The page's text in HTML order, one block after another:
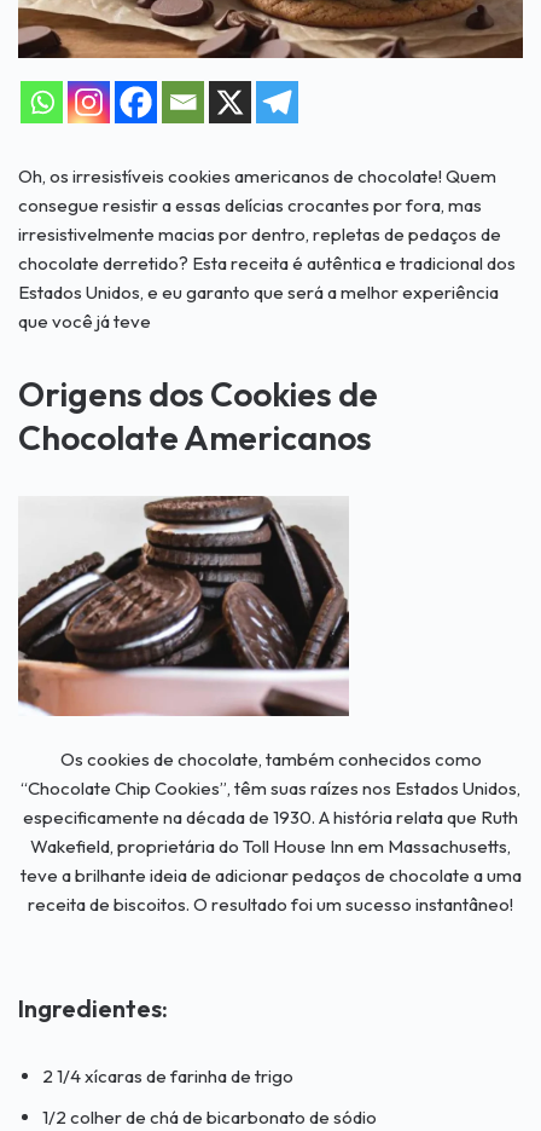
Oh, os irresistíveis cookies americanos de chocolate! Quem
consegue resistir a essas delícias crocantes por fora, mas
irresistivelmente macias por dentro, repletas de pedaços de
chocolate derretido? Esta receita é autêntica e tradicional dos
Estados Unidos, e eu garanto que será a melhor experiência
que você já teve
Origens dos Cookies de
Chocolate Americanos
Os cookies de chocolate, também conhecidos como
“Chocolate Chip Cookies”, têm suas raízes nos Estados Unidos,
especificamente na década de 1930. A história relata que Ruth
Wakefield, proprietária do Toll House Inn em Massachusetts,
teve a brilhante ideia de adicionar pedaços de chocolate a uma
receita de biscoitos. O resultado foi um sucesso instantâneo!
Ingredientes:
2 1/4 xícaras de farinha de trigo
1/2 colher de chá de bicarbonato de sódio